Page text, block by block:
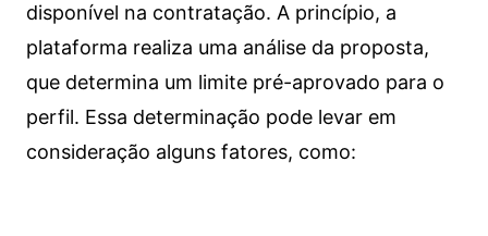
disponível na contratação. A princípio, a
plataforma realiza uma análise da proposta,
que determina um limite pré-aprovado para o
perfil. Essa determinação pode levar em
consideração alguns fatores, como: